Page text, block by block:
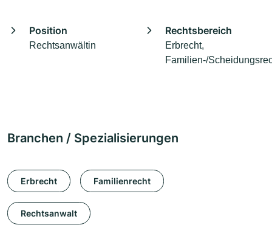
Position
Rechtsanwältin
Rechtsbereich
Erbrecht,
Familien-/
Branchen / Spezialisierungen
Erbrecht Familienrecht
Rechtsanwalt